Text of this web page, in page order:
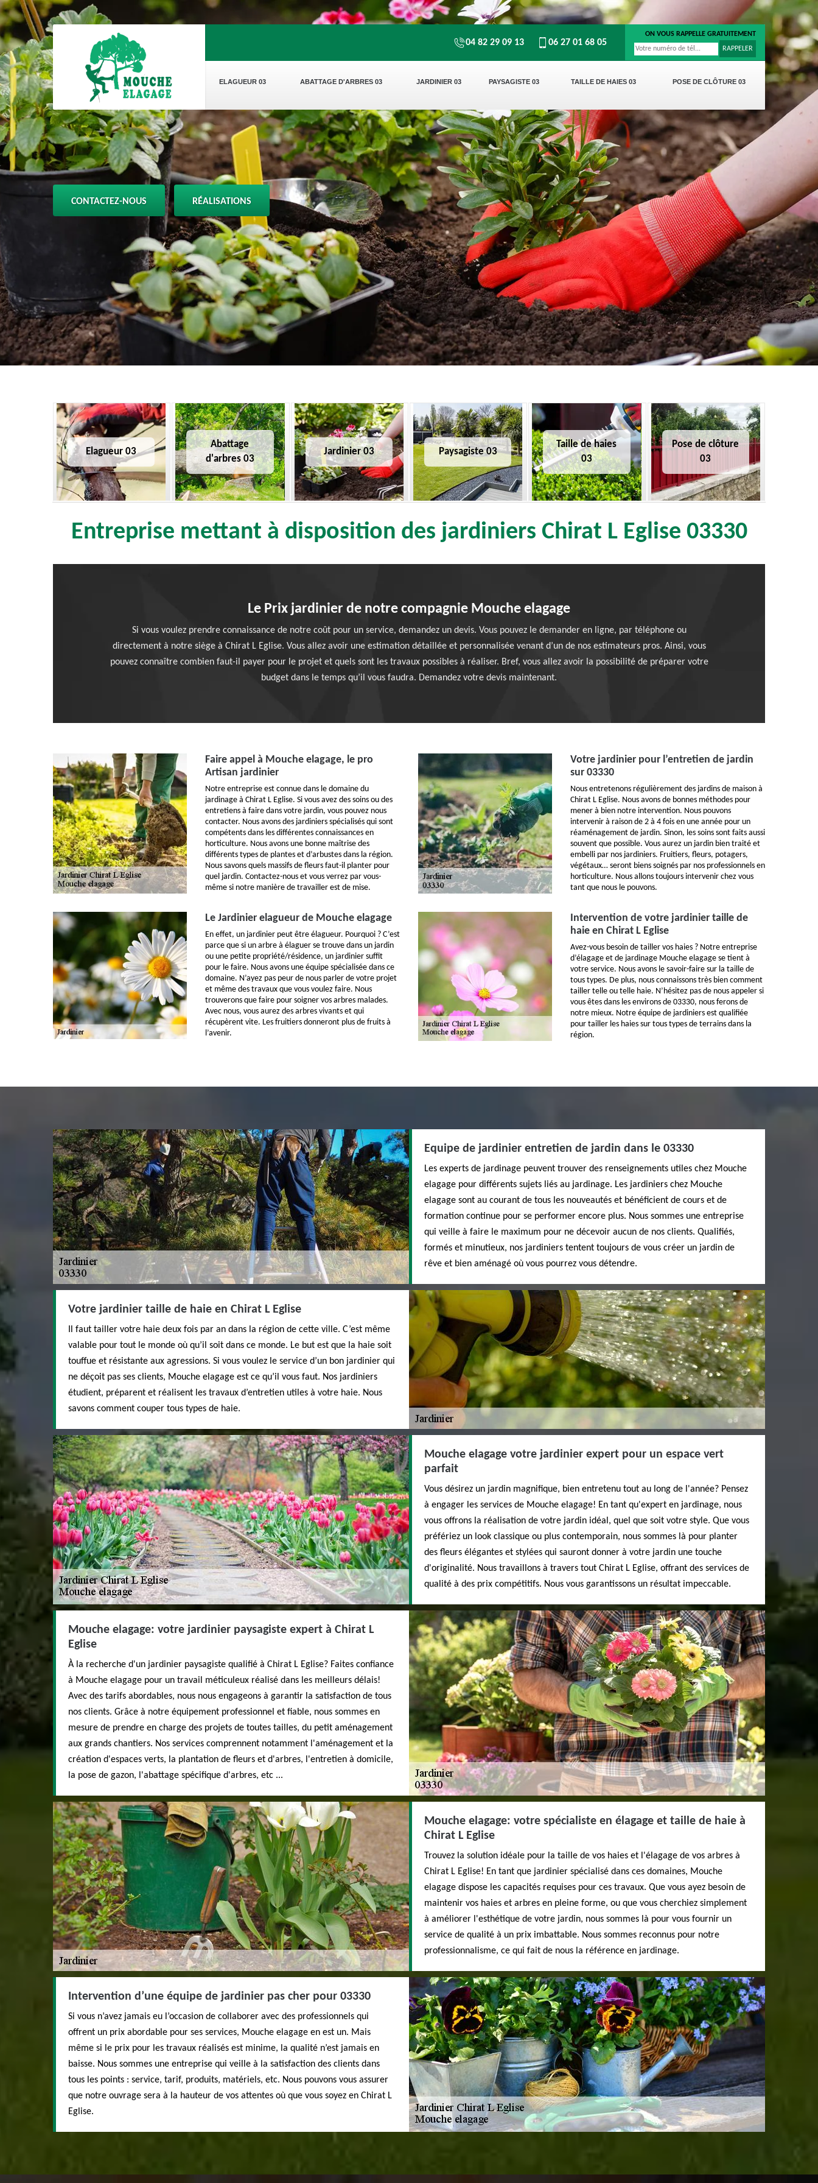
ELAGUEUR 03 ABATTAGE D'ARBRES 03 JARDINIER 03 PAYSAGISTE 03 TAILLE DE HAIES 03 POSE DE CLÔTURE 03
04 82 29 09 13 06 27 01 68 05
ON VOUS RAPPELLE GRATUITEMENT
CONTACTEZ-NOUS RÉALISATIONS
Elagueur 03
Abattage
d'arbres 03
Jardinier 03 Paysagiste 03
Taille de haies
03
Pose de clôture
03
Entreprise mettant à disposition des jardiniers Chirat L Eglise 03330
Le Prix jardinier de notre compagnie Mouche elagage
Si vous voulez prendre connaissance de notre coût pour un service, demandez un devis. Vous pouvez le demander en ligne, par téléphone ou
directement à notre siège à Chirat L Eglise. Vous allez avoir une estimation détaillée et personnalisée venant d’un de nos estimateurs pros. Ainsi, vous
pouvez connaître combien faut-il payer pour le projet et quels sont les travaux possibles à réaliser. Bref, vous allez avoir la possibilité de préparer votre
budget dans le temps qu’il vous faudra. Demandez votre devis maintenant.
Faire appel à Mouche elagage, le pro
Artisan jardinier
Notre entreprise est connue dans le domaine du
jardinage à Chirat L Eglise. Si vous avez des soins ou des
entretiens à faire dans votre jardin, vous pouvez nous
contacter. Nous avons des jardiniers spécialisés qui sont
compétents dans les différentes connaissances en
horticulture. Nous avons une bonne maîtrise des
différents types de plantes et d’arbustes dans la région.
Nous savons quels massifs de fleurs faut-il planter pour
quel jardin. Contactez-nous et vous verrez par vous-
même si notre manière de travailler est de mise.
Votre jardinier pour l’entretien de jardin
sur 03330
Nous entretenons régulièrement des jardins de maison à
Chirat L Eglise. Nous avons de bonnes méthodes pour
mener à bien notre intervention. Nous pouvons
intervenir à raison de 2 à 4 fois en une année pour un
réaménagement de jardin. Sinon, les soins sont faits aussi
souvent que possible. Vous aurez un jardin bien traité et
embelli par nos jardiniers. Fruitiers, fleurs, potagers,
végétaux… seront biens soignés par nos professionnels en
horticulture. Nous allons toujours intervenir chez vous
tant que nous le pouvons.
Le Jardinier elagueur de Mouche elagage
En effet, un jardinier peut être élagueur. Pourquoi ? C’est
parce que si un arbre à élaguer se trouve dans un jardin
ou une petite propriété/résidence, un jardinier suffit
pour le faire. Nous avons une équipe spécialisée dans ce
domaine. N’ayez pas peur de nous parler de votre projet
et même des travaux que vous voulez faire. Nous
trouverons que faire pour soigner vos arbres malades.
Avec nous, vous aurez des arbres vivants et qui
récupèrent vite. Les fruitiers donneront plus de fruits à
l’avenir.
Intervention de votre jardinier taille de
haie en Chirat L Eglise
Avez-vous besoin de tailler vos haies ? Notre entreprise
d’élagage et de jardinage Mouche elagage se tient à
votre service. Nous avons le savoir-faire sur la taille de
tous types. De plus, nous connaissons très bien comment
tailler telle ou telle haie. N’hésitez pas de nous appeler si
vous êtes dans les environs de 03330, nous ferons de
notre mieux. Notre équipe de jardiniers est qualifiée
pour tailler les haies sur tous types de terrains dans la
région.
Equipe de jardinier entretien de jardin dans le 03330
Les experts de jardinage peuvent trouver des renseignements utiles chez Mouche
elagage pour différents sujets liés au jardinage. Les jardiniers chez Mouche
elagage sont au courant de tous les nouveautés et bénéficient de cours et de
formation continue pour se performer encore plus. Nous sommes une entreprise
qui veille à faire le maximum pour ne décevoir aucun de nos clients. Qualifiés,
formés et minutieux, nos jardiniers tentent toujours de vous créer un jardin de
rêve et bien aménagé où vous pourrez vous détendre.
Votre jardinier taille de haie en Chirat L Eglise
Il faut tailler votre haie deux fois par an dans la région de cette ville. C’est même
valable pour tout le monde où qu’il soit dans ce monde. Le but est que la haie soit
touffue et résistante aux agressions. Si vous voulez le service d’un bon jardinier qui
ne déçoit pas ses clients, Mouche elagage est ce qu’il vous faut. Nos jardiniers
étudient, préparent et réalisent les travaux d’entretien utiles à votre haie. Nous
savons comment couper tous types de haie.
Mouche elagage votre jardinier expert pour un espace vert
parfait
Vous désirez un jardin magnifique, bien entretenu tout au long de l'année? Pensez
à engager les services de Mouche elagage! En tant qu'expert en jardinage, nous
vous offrons la réalisation de votre jardin idéal, quel que soit votre style. Que vous
préfériez un look classique ou plus contemporain, nous sommes là pour planter
des fleurs élégantes et stylées qui sauront donner à votre jardin une touche
d'originalité. Nous travaillons à travers tout Chirat L Eglise, offrant des services de
qualité à des prix compétitifs. Nous vous garantissons un résultat impeccable.
Mouche elagage: votre jardinier paysagiste expert à Chirat L
Eglise
À la recherche d'un jardinier paysagiste qualifié à Chirat L Eglise? Faites confiance
à Mouche elagage pour un travail méticuleux réalisé dans les meilleurs délais!
Avec des tarifs abordables, nous nous engageons à garantir la satisfaction de tous
nos clients. Grâce à notre équipement professionnel et fiable, nous sommes en
mesure de prendre en charge des projets de toutes tailles, du petit aménagement
aux grands chantiers. Nos services comprennent notamment l'aménagement et la
création d'espaces verts, la plantation de fleurs et d'arbres, l'entretien à domicile,
la pose de gazon, l'abattage spécifique d'arbres, etc ...
Mouche elagage: votre spécialiste en élagage et taille de haie à
Chirat L Eglise
Trouvez la solution idéale pour la taille de vos haies et l'élagage de vos arbres à
Chirat L Eglise! En tant que jardinier spécialisé dans ces domaines, Mouche
elagage dispose les capacités requises pour ces travaux. Que vous ayez besoin de
maintenir vos haies et arbres en pleine forme, ou que vous cherchiez simplement
à améliorer l'esthétique de votre jardin, nous sommes là pour vous fournir un
service de qualité à un prix imbattable. Nous sommes reconnus pour notre
professionnalisme, ce qui fait de nous la référence en jardinage.
Intervention d’une équipe de jardinier pas cher pour 03330
Si vous n’avez jamais eu l’occasion de collaborer avec des professionnels qui
offrent un prix abordable pour ses services, Mouche elagage en est un. Mais
même si le prix pour les travaux réalisés est minime, la qualité n’est jamais en
baisse. Nous sommes une entreprise qui veille à la satisfaction des clients dans
tous les points : service, tarif, produits, matériels, etc. Nous pouvons vous assurer
que notre ouvrage sera à la hauteur de vos attentes où que vous soyez en Chirat L
Eglise.